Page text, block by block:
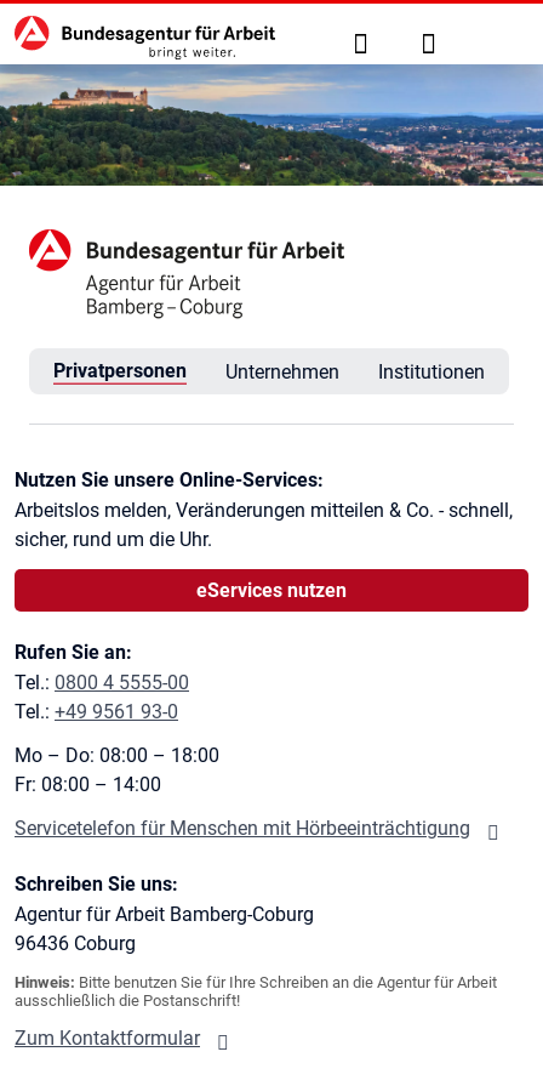
zu den Hauptinhalten springen
Hauptnavigation Suche Anmelden
Agentur für Arbeit
Privatpersonen Unternehmen Institutionen
Kontaktinformationen
Nutzen Sie unsere Online-Services:
Arbeitslos melden, Veränderungen mitteilen & Co. - schnell,
sicher, rund um die Uhr.
eServices nutzen
Rufen Sie an:
Tel.: 0800 4 5555-00
Tel.: +49 9561 93-0
Mo – Do: 08:00 – 18:00
Fr: 08:00 – 14:00
Servicetelefon für Menschen mit Hörbeeinträchtigung
Schreiben Sie uns:
Agentur für Arbeit Bamberg-Coburg
96436 Coburg
Hinweis: Bitte benutzen Sie für Ihre Schreiben an die Agentur für Arbeit
ausschließlich die Postanschrift!
Zum Kontaktformular